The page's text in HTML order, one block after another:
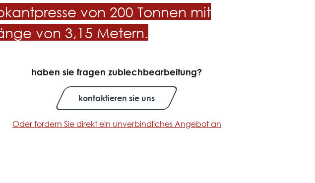
von 200 Tonnen mit
von 3,15 Metern.
haben sie fragen zublechbearbeitung?
kontaktieren sie uns
Oder fordern Sie direkt ein unverbindliches Angebot an